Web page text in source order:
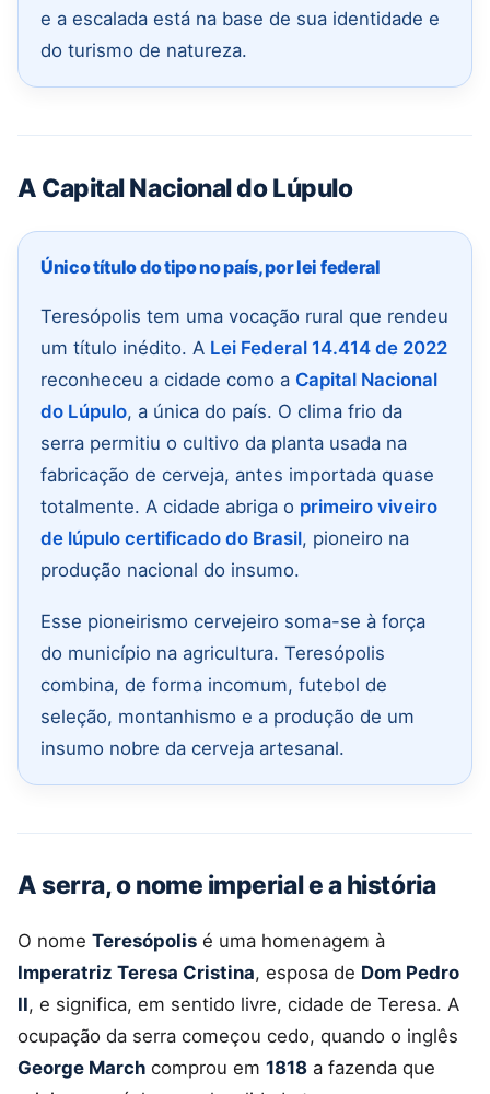
e a escalada está na base de sua identidade e
do turismo de natureza.
A Capital Nacional do Lúpulo
Único título do tipo no país, por lei federal
Teresópolis tem uma vocação rural que rendeu
um título inédito. A Lei Federal 14.414 de 2022
reconheceu a cidade como a Capital Nacional
do Lúpulo, a única do país. O clima frio da
serra permitiu o cultivo da planta usada na
fabricação de cerveja, antes importada quase
totalmente. A cidade abriga o primeiro viveiro
de lúpulo certificado do Brasil, pioneiro na
produção nacional do insumo.
Esse pioneirismo cervejeiro soma-se à força
do município na agricultura. Teresópolis
combina, de forma incomum, futebol de
seleção, montanhismo e a produção de um
insumo nobre da cerveja artesanal.
A serra, o nome imperial e a história
O nome Teresópolis é uma homenagem à
Imperatriz Teresa Cristina, esposa de Dom Pedro
II, e significa, em sentido livre, cidade de Teresa. A
ocupação da serra começou cedo, quando o inglês
George March comprou em 1818 a fazenda que